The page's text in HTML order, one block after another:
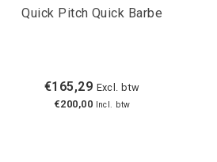
Quick Pitch Quick Barbe
€165,29 Excl. btw
€200,00
Incl. btw